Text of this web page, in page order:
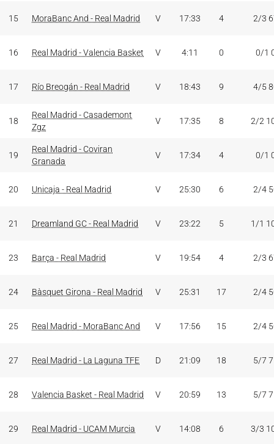
15 MoraBanc And - Real Madrid V 17:33 4 2/3
16 Real Madrid - Valencia Basket V 4:11 0 0/1
17 Río Breogán - Real Madrid V 18:43 9 4/5
18
Real Madrid - Casademont
Zgz
V 17:35 8 2/2
19
Real Madrid - Coviran
Granada
V 17:34 4 0/1
20 Unicaja - Real Madrid V 25:30 6 2/4
21 Dreamland GC - Real Madrid V 23:22 5 1/1
23 Barça - Real Madrid V 19:54 4 2/3
24 Bàsquet Girona - Real Madrid V 25:31 17 2/4
25 Real Madrid - MoraBanc And V 17:56 15 2/4
27 Real Madrid - La Laguna TFE D 21:09 18 5/7
28 Valencia Basket - Real Madrid V 20:59 13 5/7
29 Real Madrid - UCAM Murcia V 14:08 6 3/3